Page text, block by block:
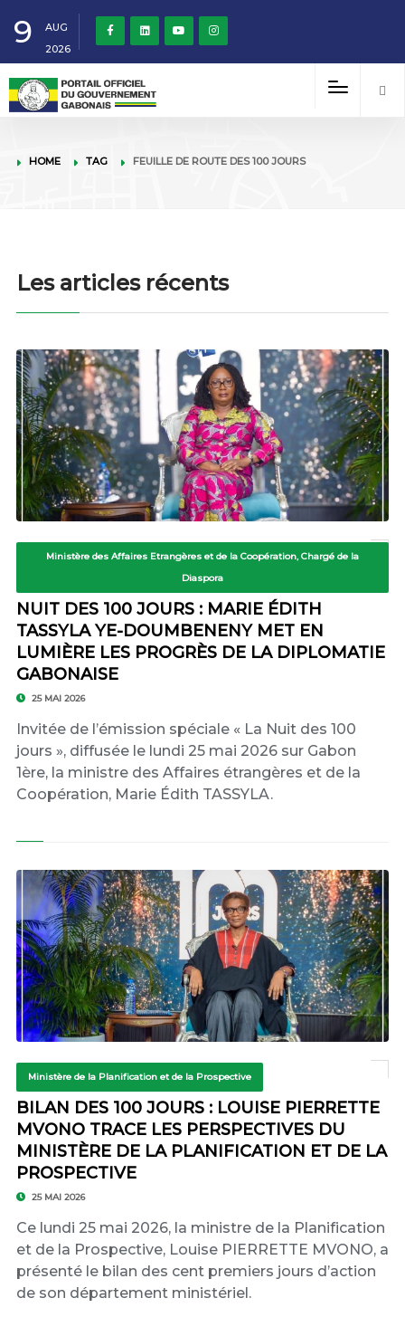
9
AUG
2026
HOME TAG FEUILLE DE ROUTE DES 100 JOURS
Les articles récents
Ministère des Affaires Etrangères et de la Coopération, Chargé de la
Diaspora
NUIT DES 100 JOURS : MARIE ÉDITH
TASSYLA YE-DOUMBENENY MET EN
LUMIÈRE LES PROGRÈS DE LA DIPLOMATIE
GABONAISE
25 MAI 2026
Invitée de l’émission spéciale « La Nuit des 100
jours », diffusée le lundi 25 mai 2026 sur Gabon
1ère, la ministre des Affaires étrangères et de la
Coopération, Marie Édith TASSYLA.
Ministère de la Planification et de la Prospective
BILAN DES 100 JOURS : LOUISE PIERRETTE
MVONO TRACE LES PERSPECTIVES DU
MINISTÈRE DE LA PLANIFICATION ET DE LA
PROSPECTIVE
25 MAI 2026
Ce lundi 25 mai 2026, la ministre de la Planification
et de la Prospective, Louise PIERRETTE MVONO, a
présenté le bilan des cent premiers jours d’action
de son département ministériel.